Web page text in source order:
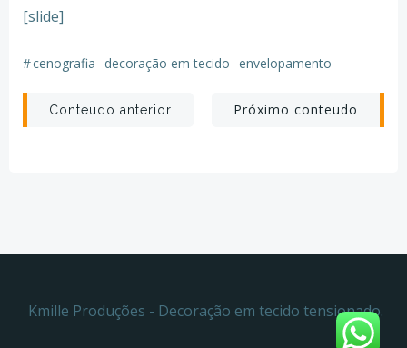
[slide]
#cenografia decoração em tecido envelopamento
Post
Conteudo anterior
Post
Próximo conteudo
Kmille Produções - Decoração em tecido tensionado.